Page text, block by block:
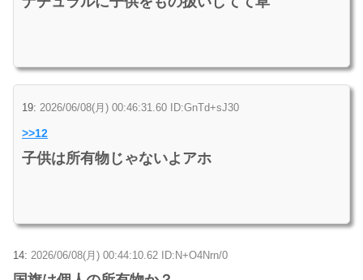
19: 2026/06/08(月) 00:46:31.60 ID:GnTd+sJ30
>>12
子供は所有物じゃないよアホ
14: 2026/06/08(月) 00:44:10.62 ID:N+O4Nrn/0